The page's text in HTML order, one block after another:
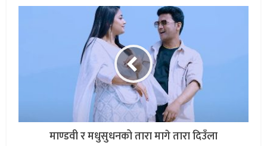
माण्डवी र मधुसुधनको तारा मागे तारा दिउँला